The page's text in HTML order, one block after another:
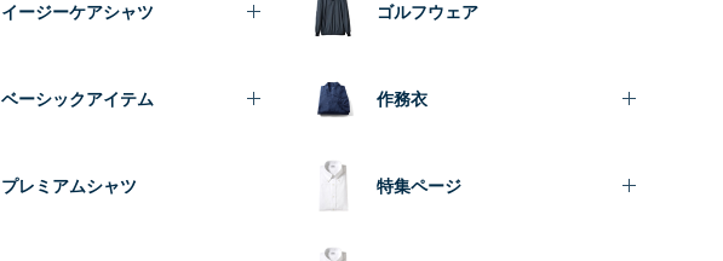
イージーケアシャツ
ベーシックアイテム
プレミアムシャツ
ゴルフウェア
作務衣
特集ページ